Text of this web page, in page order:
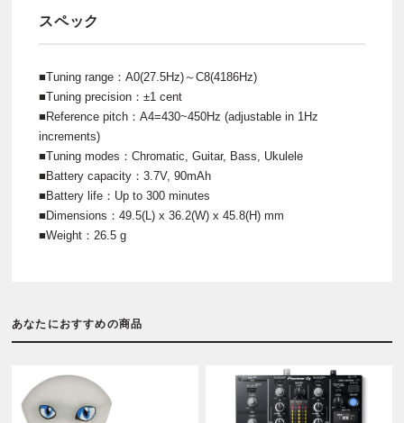
スペック
■Tuning range：A0(27.5Hz)～C8(4186Hz)
■Tuning precision：±1 cent
■Reference pitch：A4=430~450Hz (adjustable in 1Hz
increments)
■Tuning modes：Chromatic, Guitar, Bass, Ukulele
■Battery capacity：3.7V, 90mAh
■Battery life：Up to 300 minutes
■Dimensions：49.5(L) x 36.2(W) x 45.8(H) mm
■Weight：26.5 g
あなたにおすすめの商品